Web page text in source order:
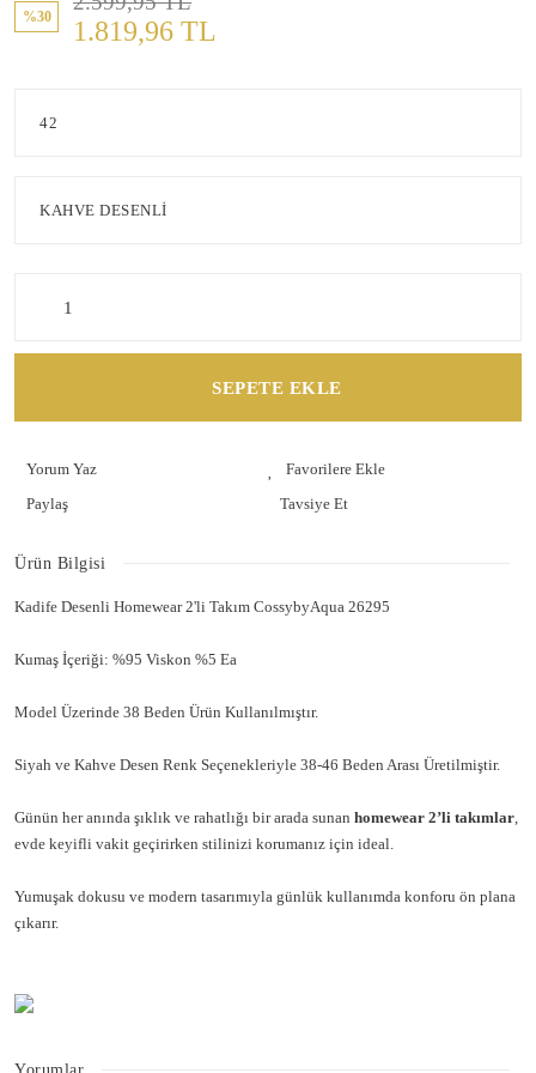
%30 1.819,96 TL
SEPETE EKLE
Yorum Yaz
Paylaş
Tavsiye Et
Ürün Bilgisi
Kadife Desenli Homewear 2'li Takım CossybyAqua 26295
Kumaş İçeriği: %95 Viskon %5 Ea
Model Üzerinde 38 Beden Ürün Kullanılmıştır.
Siyah ve Kahve Desen Renk Seçenekleriyle 38-46 Beden Arası Üretilmiştir.
Günün her anında şıklık ve rahatlığı bir arada sunan homewear 2’li takımlar,
evde keyifli vakit geçirirken stilinizi korumanız için ideal.
Yumuşak dokusu ve modern tasarımıyla günlük kullanımda konforu ön plana
çıkarır.